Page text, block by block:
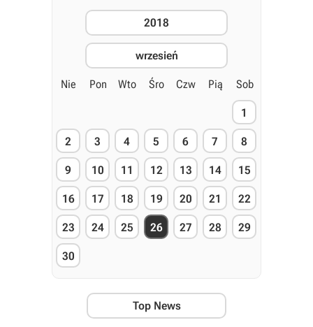
2018
wrzesień
Nie Pon Wto Śro Czw Pią Sob
1
2 3 4 5 6 7 8
9 10 11 12 13 14 15
16 17 18 19 20 21 22
23 24 25 26 27 28 29
30
Top News